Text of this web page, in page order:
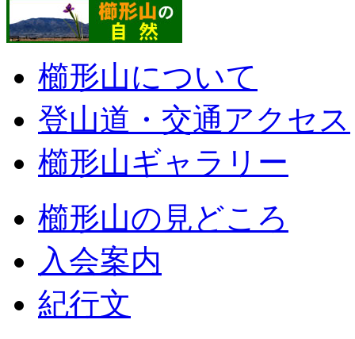
櫛形山について
登山道・交通アクセス
櫛形山ギャラリー
櫛形山の見どころ
入会案内
紀行文